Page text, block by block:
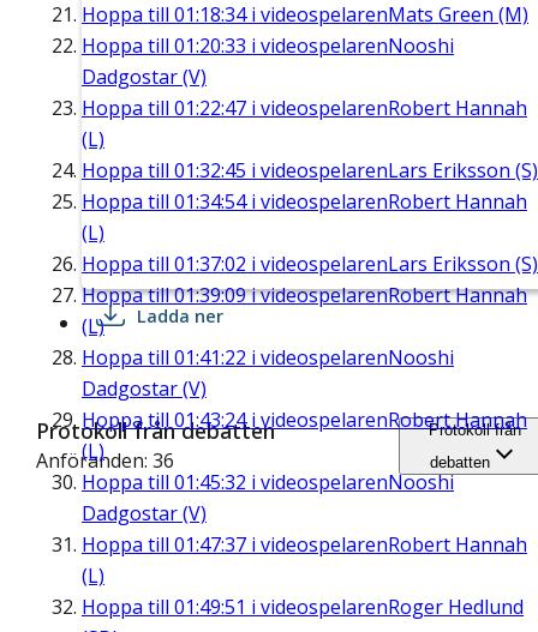
Hoppa till 01:18:34i videospelarenMats Green (M)
Hoppa till 01:20:33 i videospelarenNooshi
Dadgostar (V)
Hoppa till 01:22:47 i videospelarenRobert Hannah
(L)
Hoppa till 01:32:45 i videospelarenLars Eriksson (S)
Hoppa till 01:34:54i videospelarenRobert Hannah
(L)
Hoppa till 01:37:02 i videospelarenLars Eriksson (S)
Hoppa till01:39:09i videospelarenRobert Hannah
(L)
Hoppa till 01:41:22 i videospelarenNooshi
Dadgostar (V)
Hoppa till 01:43:24i videospelarenRobert Hannah
(L)
Hoppa till 01:45:32 i videospelarenNooshi
Dadgostar (V)
Hoppa till 01:47:37 i videospelarenRobert Hannah
(L)
Hoppa till 01:49:51 i videospelarenRoger Hedlund
Ladda ner
Protokoll från debatten
Anföranden: 36
Protokoll från
debatten